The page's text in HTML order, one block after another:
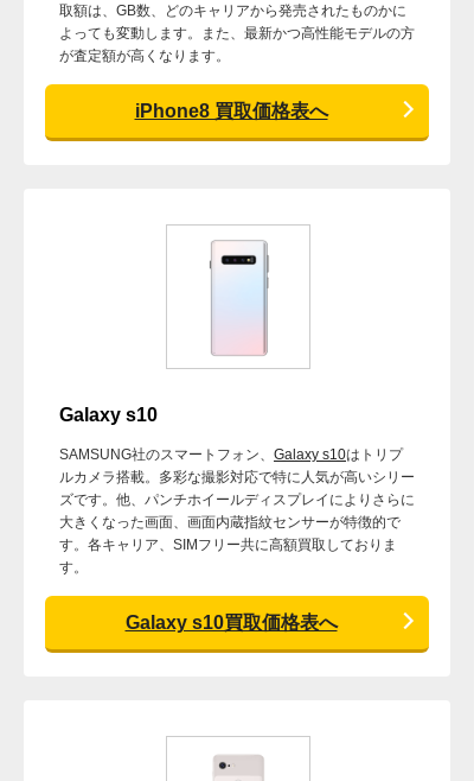
取額は、GB数、どのキャリアから発売されたものかに
よっても変動します。また、最新かつ高性能モデルの方
が査定額が高くなります。
iPhone8 買取価格表へ
Galaxy s10
SAMSUNG社のスマートフォン、 Galaxy s10はトリプ
ルカメラ搭載。多彩な撮影対応で特に人気が高いシリー
ズです。他、パンチホイールディスプレイによりさらに
大きくなった画面、画面内蔵指紋センサーが特徴的で
す。各キャリア、SIMフリー共に高額買取しておりま
す。
Galaxy s10買取価格表へ